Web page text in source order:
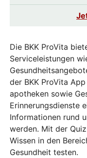
Die BKK ProVita
Serviceleistungen
der BKK ProVita
apotheken sowie
Erinnerungsdienste
Informationen rund
werden. Mit der
Wissen in den
Gesundheit testen.